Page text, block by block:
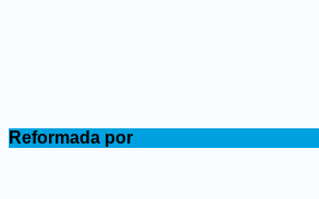
Reformada por